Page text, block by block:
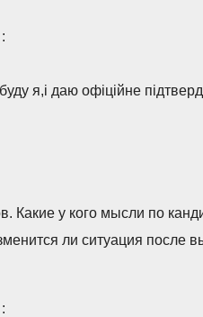
:
я,і даю офіційне
Какие у кого мысли по
ли ситуация после
: